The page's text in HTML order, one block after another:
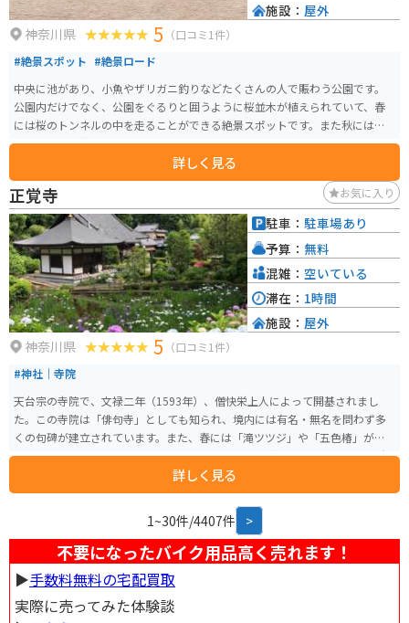
神奈川県 5 （口コミ1件）
#絶景スポット #絶景ロード
中央に池があり、小魚やザリガニ釣りなどたくさんの人で賑わう公園です。
公園内だけでなく、公園をぐるりと囲うように桜並木が植えられていて、春
には桜のトンネルの中を走ることができる絶景スポットです。また秋には紅
葉も綺麗で情緒のある雰囲気になります。
詳しく見る
施設： 屋外
正覚寺 お気に入り
神奈川県 5 （口コミ1件）
#神社｜寺院
天台宗の寺院で、文禄二年（1593年）、僧快栄上人によって開基されまし
た。この寺院は「俳句寺」としても知られ、境内には有名・無名を問わず多
くの句碑が建立されています。また、春には「滝ツツジ」や「五色椿」が咲
き誇り、四季折々の風情を楽しむことができます。横浜市のあじさいの名所
とされていますが、とても静かな雰囲気で自然散策を楽しめます。
詳しく見る
駐車： 駐車場あり
予算： 無料
混雑： 空いている
滞在： 1時間
施設： 屋外
1~30件/4407件 >
不要になったバイク用品高く売れます！
▶︎手数料無料の宅配買取
実際に売ってみた体験談